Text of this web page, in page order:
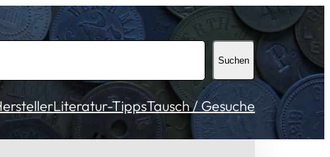
Suchen
Literatur-TippsTausch / Gesuche